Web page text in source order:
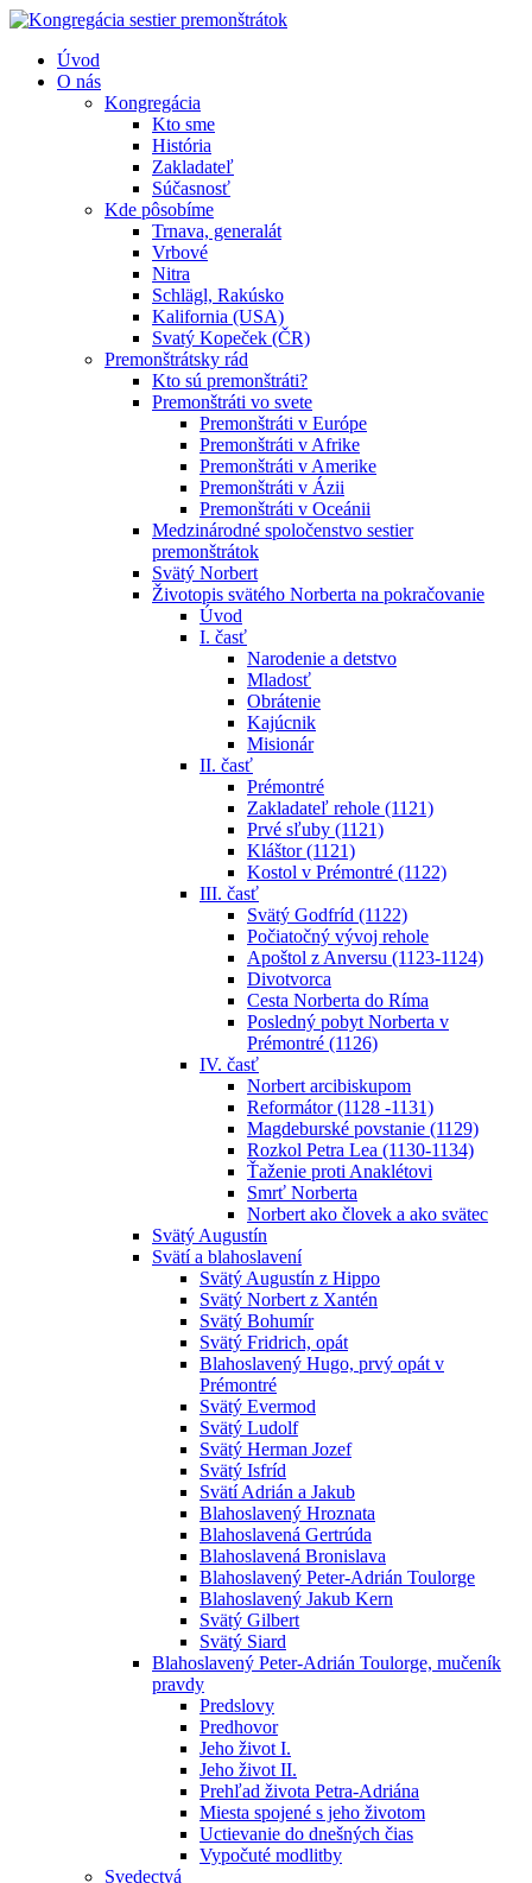
Úvod
O nás
Kongregácia
Kto sme
História
Zakladateľ
Súčasnosť
Kde pôsobíme
Trnava, generalát
Vrbové
Nitra
Schlägl, Rakúsko
Kalifornia (USA)
Svatý Kopeček (ČR)
Premonštrátsky rád
Kto sú premonštráti?
Premonštráti vo svete
Premonštráti v Európe
Premonštráti v Afrike
Premonštráti v Amerike
Premonštráti v Ázii
Premonštráti v Oceánii
Medzinárodné spoločenstvo sestier
premonštrátok
Svätý Norbert
Životopis svätého Norberta na pokračovanie
Úvod
I. časť
Narodenie a detstvo
Mladosť
Obrátenie
Kajúcnik
Misionár
II. časť
Prémontré
Zakladateľ rehole (1121)
Prvé sľuby (1121)
Kláštor (1121)
Kostol v Prémontré (1122)
III. časť
Svätý Godfríd (1122)
Počiatočný vývoj rehole
Apoštol z Anversu (1123-1124)
Divotvorca
Cesta Norberta do Ríma
Posledný pobyt Norberta v
Prémontré (1126)
IV. časť
Norbert arcibiskupom
Reformátor (1128 -1131)
Magdeburské povstanie (1129)
Rozkol Petra Lea (1130-1134)
Ťaženie proti Anaklétovi
Smrť Norberta
Norbert ako človek a ako svätec
Svätý Augustín
Svätí a blahoslavení
Svätý Augustín z Hippo
Svätý Norbert z Xantén
Svätý Bohumír
Svätý Fridrich, opát
Blahoslavený Hugo, prvý opát v
Prémontré
Svätý Evermod
Svätý Ludolf
Svätý Herman Jozef
Svätý Isfríd
Svätí Adrián a Jakub
Blahoslavený Hroznata
Blahoslavená Gertrúda
Blahoslavená Bronislava
Blahoslavený Peter-Adrián Toulorge
Blahoslavený Jakub Kern
Svätý Gilbert
Svätý Siard
Blahoslavený Peter-Adrián Toulorge, mučeník
pravdy
Predslovy
Predhovor
Jeho život I.
Jeho život II.
Prehľad života Petra-Adriána
Miesta spojené s jeho životom
Uctievanie do dnešných čias
Vypočuté modlitby
Svedectvá